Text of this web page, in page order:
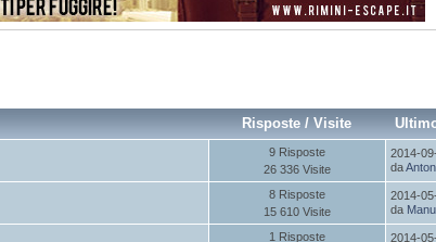
Risposte /Visite
9 Risposte
26 336 Visite
2014-
da
8 Risposte
15 610 Visite
2014-
da
1 Risposte
2014-